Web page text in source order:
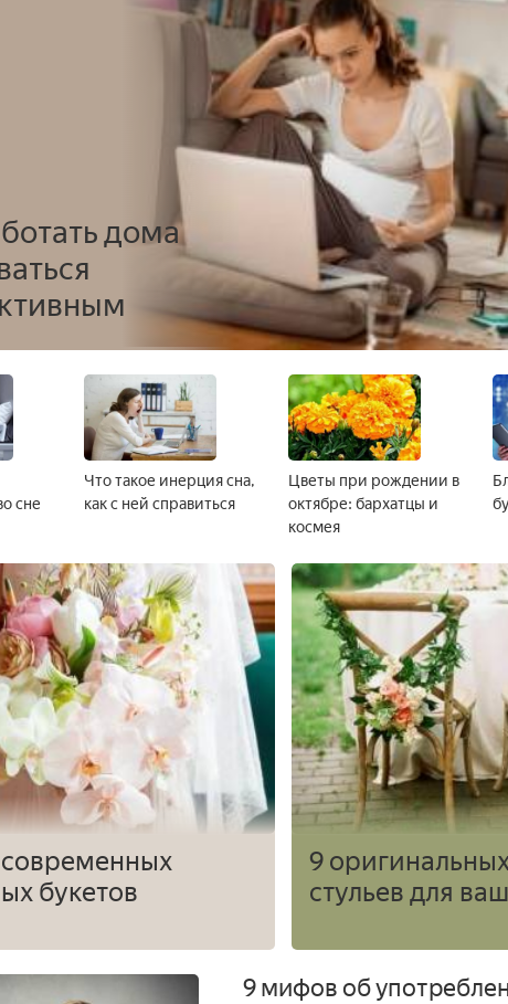
дома
сне
Что такое инерция сна,
как с ней справиться
Цветы при рождении в
октябре: бархатцы и
космея
букетов
9
стульев для
9 мифов об